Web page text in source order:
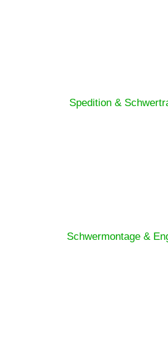
Spedition &
Schwermontage &